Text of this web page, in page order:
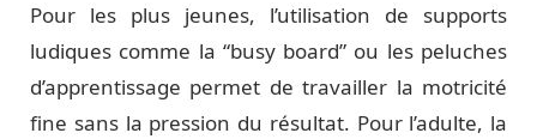
Pour les plus jeunes, l’utilisation de supports
ludiques comme la “busy board” ou les peluches
d’apprentissage permet de travailler la motricité
fine sans la pression du résultat. Pour l’adulte, la